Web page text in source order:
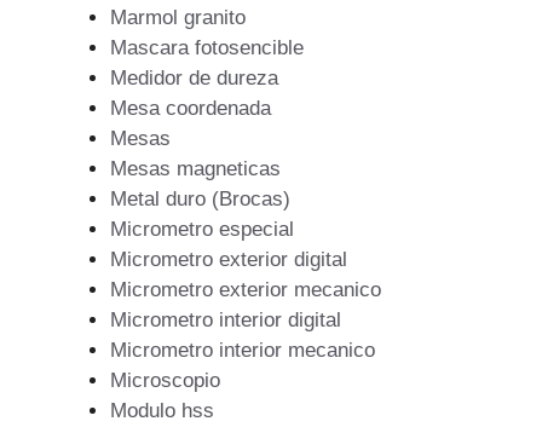
Marmol granito
Mascara fotosencible
Medidor de dureza
Mesa coordenada
Mesas
Mesas magneticas
Metal duro (Brocas)
Micrometro especial
Micrometro exterior digital
Micrometro exterior mecanico
Micrometro interior digital
Micrometro interior mecanico
Microscopio
Modulo hss